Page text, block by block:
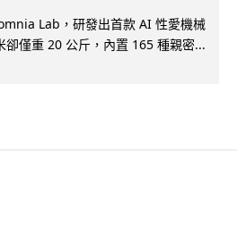
Lab，研發出首款 AI 性愛機械
卻僅重 20 公斤，內置 165 種親密...